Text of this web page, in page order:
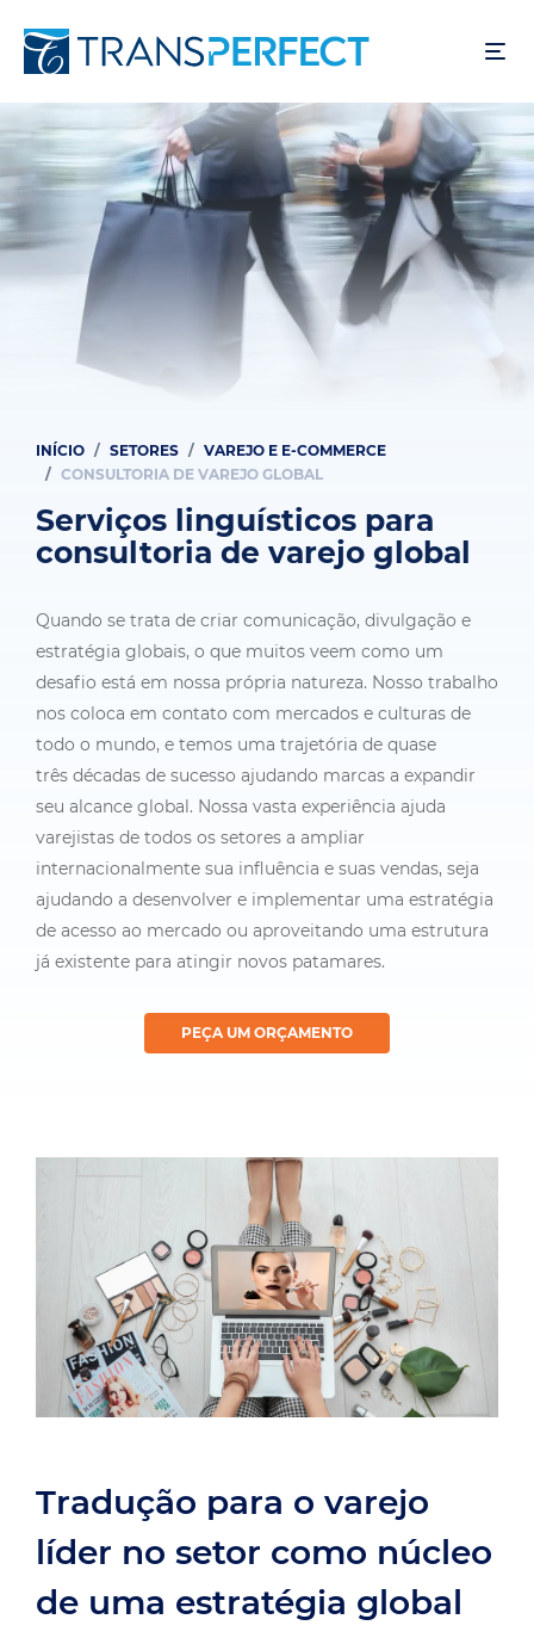
para
conteúdo
principal
Trilha
navegação
INÍCIO SETORES
VAREJO E E-COMMERCE
CONSULTORIA DE VAREJO GLOBAL
Serviços linguísticos para
consultoria de varejo global
Quando se trata de criar comunicação, divulgação e
estratégia globais, o que muitos veem como um
desafio está em nossa própria natureza. Nosso trabalho
nos coloca em contato com mercados e culturas de
todo o mundo, e temos uma trajetória de quase
três décadas de sucesso ajudando marcas a expandir
seu alcance global. Nossa vasta experiência ajuda
varejistas de todos os setores a ampliar
internacionalmente sua influência e suas vendas, seja
ajudando a desenvolver e implementar uma estratégia
de acesso ao mercado ou aproveitando uma estrutura
já existente para atingir novos patamares.
PEÇA UM ORÇAMENTO
Tradução para o varejo
líder no setor como núcleo
de uma estratégia global